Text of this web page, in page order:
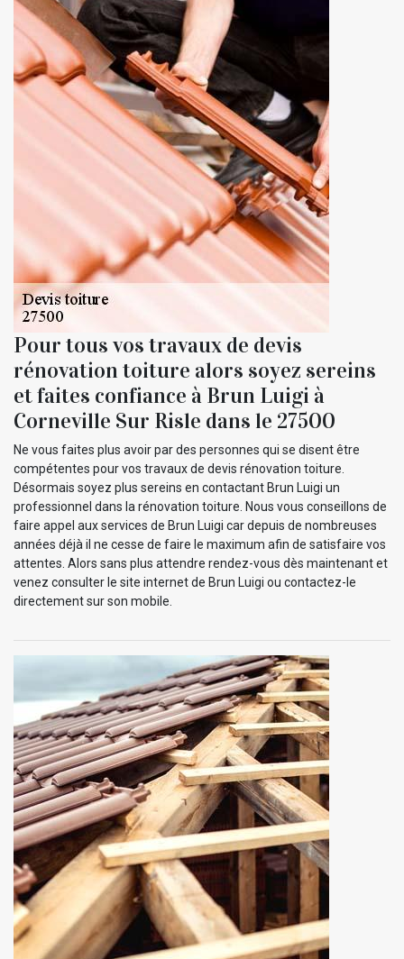
Pour tous vos travaux de devis
rénovation toiture alors soyez sereins
et faites confiance à Brun Luigi à
Corneville Sur Risle dans le 27500
Ne vous faites plus avoir par des personnes qui se disent être
compétentes pour vos travaux de devis rénovation toiture.
Désormais soyez plus sereins en contactant Brun Luigi un
professionnel dans la rénovation toiture. Nous vous conseillons de
faire appel aux services de Brun Luigi car depuis de nombreuses
années déjà il ne cesse de faire le maximum afin de satisfaire vos
attentes. Alors sans plus attendre rendez-vous dès maintenant et
venez consulter le site internet de Brun Luigi ou contactez-le
directement sur son mobile.